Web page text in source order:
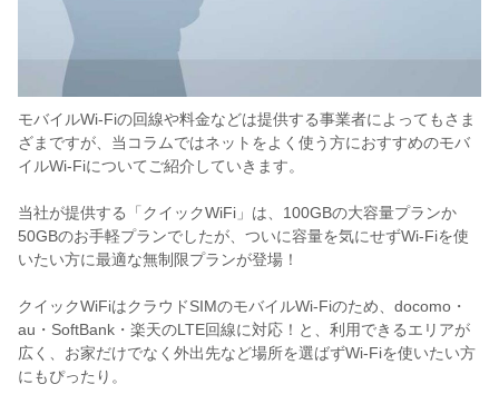
モバイルWi-Fiの回線や料金などは提供する事業者によってもさま
ざまですが、当コラムではネットをよく使う方におすすめのモバ
イルWi-Fiについてご紹介していきます。
当社が提供する「クイックWiFi」は、100GBの大容量プランか
50GBのお手軽プランでしたが、ついに容量を気にせずWi-Fiを使
いたい方に最適な無制限プランが登場！
クイックWiFiはクラウドSIMのモバイルWi-Fiのため、docomo・
au・SoftBank・楽天のLTE回線に対応！と、利用できるエリアが
広く、お家だけでなく外出先など場所を選ばずWi-Fiを使いたい方
にもぴったり。